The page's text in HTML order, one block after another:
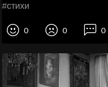
#стихи
0 0 0